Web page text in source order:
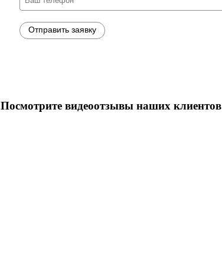
Посмотрите видеоотзывы наших клиентов